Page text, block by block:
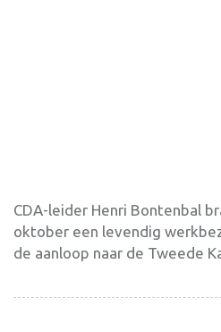
CDA-leider Henri Bontenbal
oktober een levendig
de aanloop naar de Tweede